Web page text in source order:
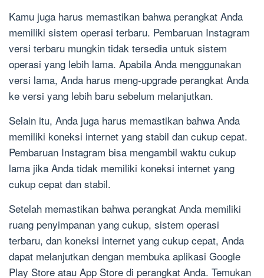
Kamu juga harus memastikan bahwa perangkat Anda
memiliki sistem operasi terbaru. Pembaruan Instagram
versi terbaru mungkin tidak tersedia untuk sistem
operasi yang lebih lama. Apabila Anda menggunakan
versi lama, Anda harus meng-upgrade perangkat Anda
ke versi yang lebih baru sebelum melanjutkan.
Selain itu, Anda juga harus memastikan bahwa Anda
memiliki koneksi internet yang stabil dan cukup cepat.
Pembaruan Instagram bisa mengambil waktu cukup
lama jika Anda tidak memiliki koneksi internet yang
cukup cepat dan stabil.
Setelah memastikan bahwa perangkat Anda memiliki
ruang penyimpanan yang cukup, sistem operasi
terbaru, dan koneksi internet yang cukup cepat, Anda
dapat melanjutkan dengan membuka aplikasi Google
Play Store atau App Store di perangkat Anda. Temukan